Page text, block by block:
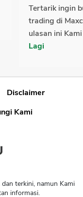
Tertarik ingin
trading di
ulasan ini
Lagi
Disclaimer
Kami
terkini, namun Kami
informasi.